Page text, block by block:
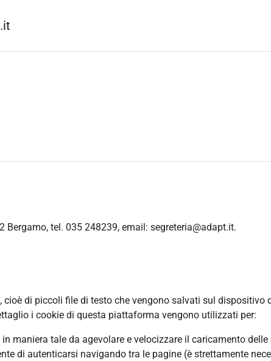
Bergamo, tel. 035 248239, email: segreteria@adapt.it.
di piccoli file di testo che vengono salvati sul dispositivo
i cookie di questa piattaforma vengono utilizzati per:
maniera tale da agevolare e velocizzare il caricamento
di autenticarsi navigando tra le pagine (è strettamente